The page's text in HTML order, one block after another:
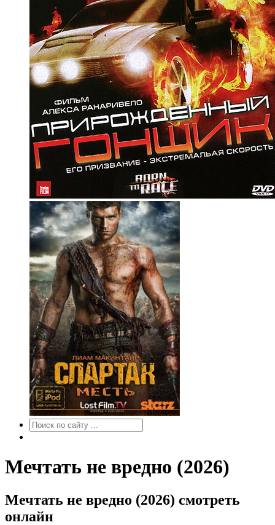
Мечтать не вредно (2026)
Мечтать не вредно (2026) смотреть
онлайн